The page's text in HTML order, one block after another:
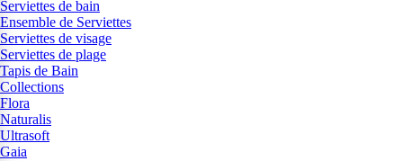
Serviettes de bain
Ensemble de Serviettes
Serviettes de visage
Serviettes de plage
Tapis de Bain
Collections
Flora
Naturalis
Ultrasoft
Gaia